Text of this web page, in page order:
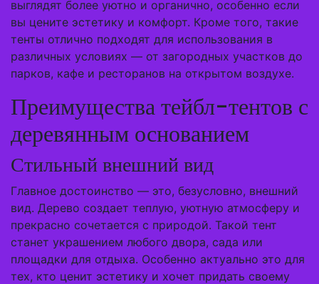
выглядят более уютно и органично, особенно если
вы цените эстетику и комфорт. Кроме того, такие
тенты отлично подходят для использования в
различных условиях — от загородных участков до
парков, кафе и ресторанов на открытом воздухе.
Преимущества тейбл-тентов с
деревянным основанием
Стильный внешний вид
Главное достоинство — это, безусловно, внешний
вид. Дерево создает теплую, уютную атмосферу и
прекрасно сочетается с природой. Такой тент
станет украшением любого двора, сада или
площадки для отдыха. Особенно актуально это для
тех, кто ценит эстетику и хочет придать своему